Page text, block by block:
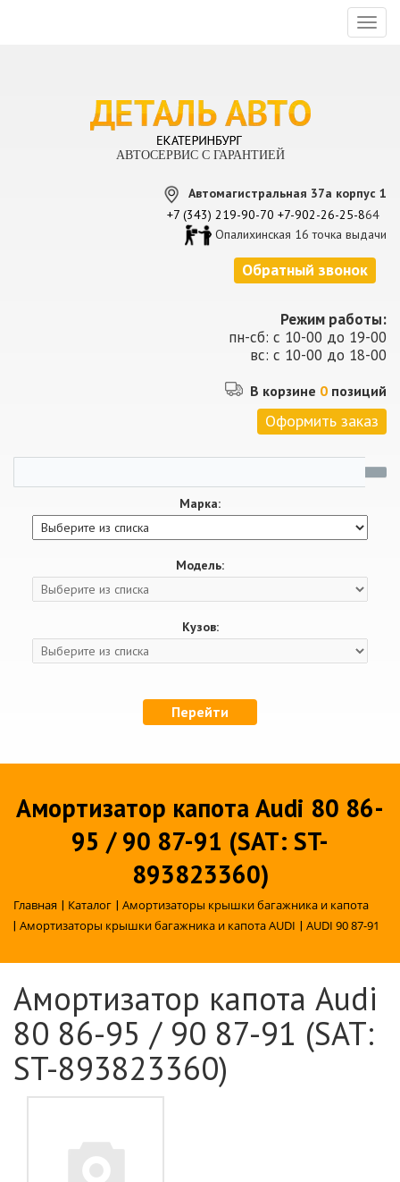
АВТОСЕРВИС С ГАРАНТИЕЙ
Автомагистральная 37а корпус 1
+7 (343) 219-90-70 +7-902-26-25-864
Опалихинская 16 точка выдачи
Обратный звонок
Режим работы:
пн-сб: с 10-00 до 19-00
вс: с 10-00 до 18-00
В корзине 0 позиций
Оформить заказ
Марка:
Модель:
Кузов:
Перейти
Амортизатор капота Audi 80 86-
95 / 90 87-91 (SAT: ST-
893823360)
Главная | Каталог | Амортизаторы крышки багажника и капота
| Амортизаторы крышки багажника и капота AUDI | AUDI 90 87-91
Амортизатор капота Audi
80 86-95 / 90 87-91 (SAT:
ST-893823360)